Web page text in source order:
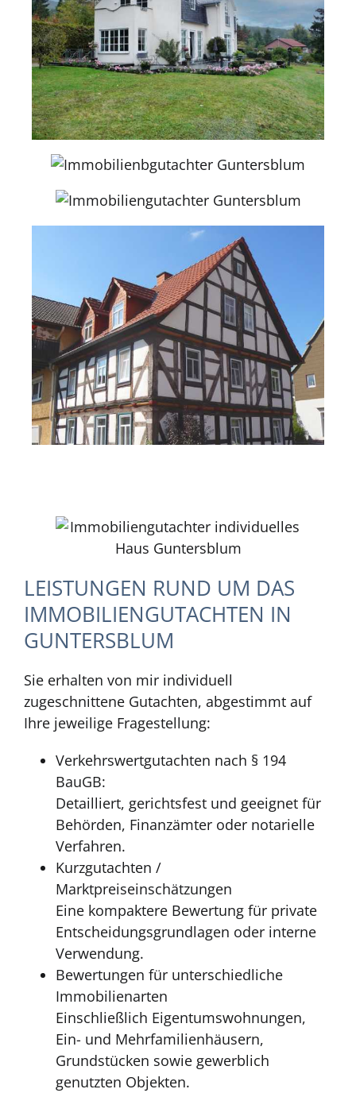
LEISTUNGEN RUND UM DAS
IMMOBILIENGUTACHTEN IN
GUNTERSBLUM
Sie erhalten von mir individuell
zugeschnittene Gutachten, abgestimmt auf
Ihre jeweilige Fragestellung:
Verkehrswertgutachten nach § 194
BauGB:
Detailliert, gerichtsfest und geeignet für
Behörden, Finanzämter oder notarielle
Verfahren.
Kurzgutachten /
Marktpreiseinschätzungen
Eine kompaktere Bewertung für private
Entscheidungsgrundlagen oder interne
Verwendung.
Bewertungen für unterschiedliche
Immobilienarten
Einschließlich Eigentumswohnungen,
Ein- und Mehrfamilienhäusern,
Grundstücken sowie gewerblich
genutzten Objekten.